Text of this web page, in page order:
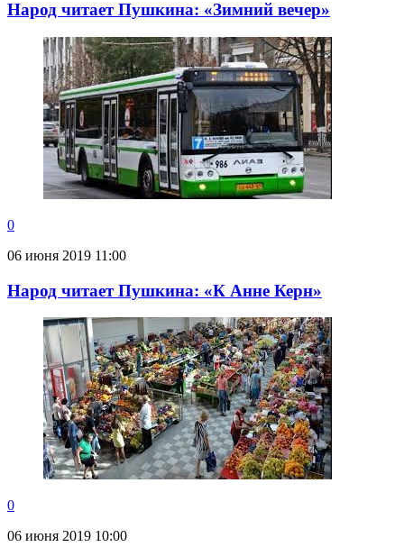
Народ читает Пушкина: «Зимний вечер»
0
06 июня 2019 11:00
Народ читает Пушкина: «К Анне Керн»
0
06 июня 2019 10:00